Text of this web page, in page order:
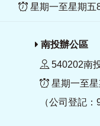
星期一至星期五
南投辦公區
540202南
星期一至星
（公司登記